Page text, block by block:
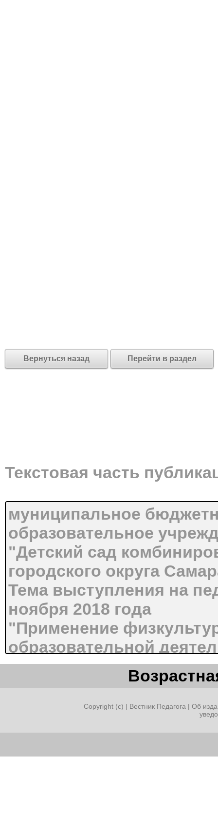
Вернуться назад Перейти в раздел
Текстовая часть
муниципальное
образовательное
"Детский сад
городского округа
Тема выступления на
ноября 2018 года
"Применение
образовательной
дошкольников"
Воспитатель:
Гадыева Лэйсан
Применение
Copyright (c) | Вестник Педагога | Об